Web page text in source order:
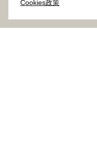
Cookies政策
客戶服務